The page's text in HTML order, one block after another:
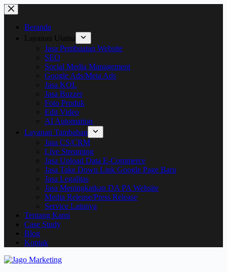
Beranda
Layanan Utama
Jasa Pembuatan Website
SEO
Social Media Management
Google Ads/Meta Ads
Jasa KOL
Jasa Buzzer
Foto Produk
Edit Video
AI Automation
Layanan Tambahan
Jasa CS/CRM
Live Streaming
Jasa Upload Data E-Commerce
Jasa Take Down Link Google Page Baru
Jasa Legalitas
Jasa Meningkatkan DA PA Website
Media Release/Press Release
Service Lainnya
Tentang Kami
Case Study
Blog
Kontak